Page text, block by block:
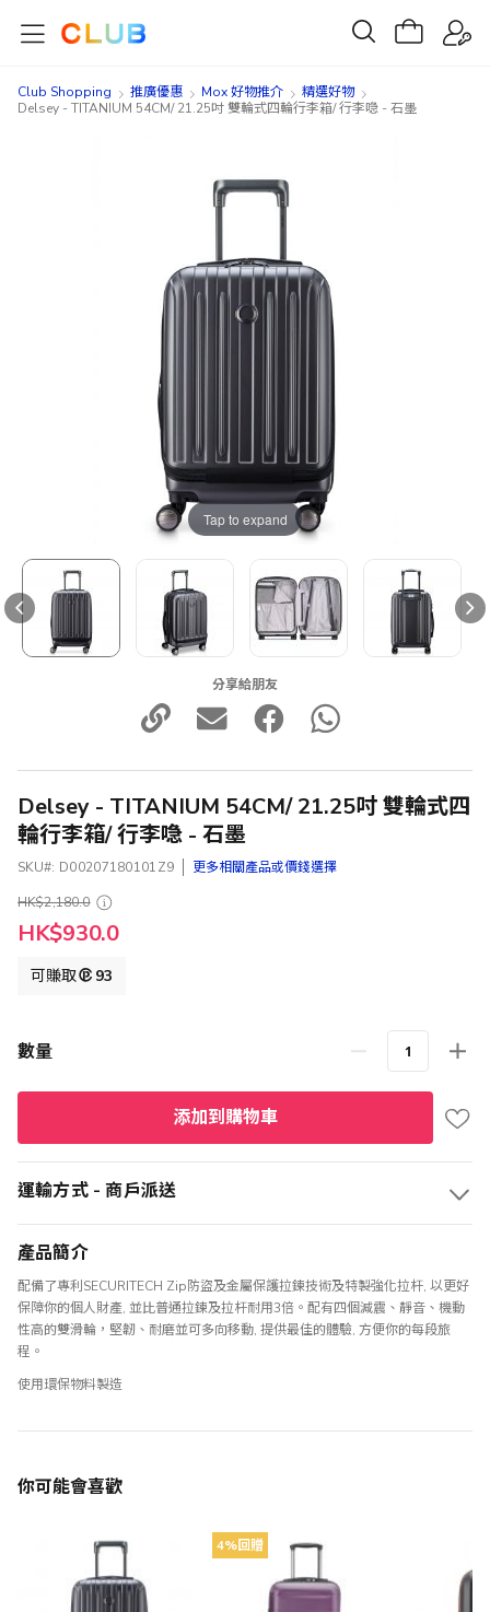
Club Shopping 推廣優惠 Mox 好物推介
精選好物
Delsey - TITANIUM 54CM/ 21.25吋 雙輪式四輪行李箱/ 行李喼 - 石墨
Tap to expand
分享給朋友
Delsey - TITANIUM 54CM/ 21.25吋 雙輪式四
輪行李箱/ 行李喼 - 石墨
SKU D00207180101Z9
更多相關產品或價錢選擇
HK$2,180.0
特
殊HK$930.0
可賺取 93
數量
添加到購物車
運輸方式 - 商戶派送
產品簡介
配備了專利SECURITECH Zip防盜及金屬保護拉鍊技術及特製強化拉杆, 以更好
保障你的個人財產, 並比普通拉鍊及拉杆耐用3倍。配有四個減震、靜音、機動
性高的雙滑輪，堅韌、耐磨並可多向移動, 提供最佳的體驗, 方便你的每段旅
程。
使用環保物料製造
你可能會喜歡
4%回贈